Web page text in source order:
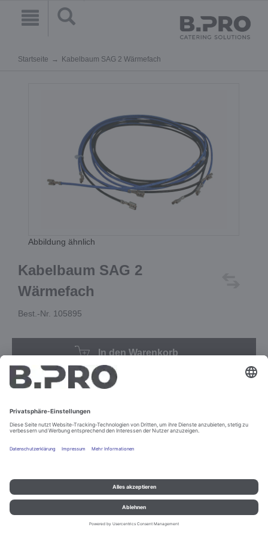
Startseite Kabelbaum SAG 2 Wärmefach
Abbildung ähnlich
Kabelbaum SAG 2
Wärmefach
Best.-Nr. 105895
In den Warenkorb
Impressum und Datenschutz Kontakt
Rechtliche Hinweise